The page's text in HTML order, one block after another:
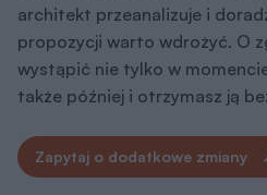
architekt przeanalizuje i
propozycji warto wdrożyć. O
wystąpić nie tylko w
także później i otrzymasz ją
Zapytaj o dodatkowe zmiany